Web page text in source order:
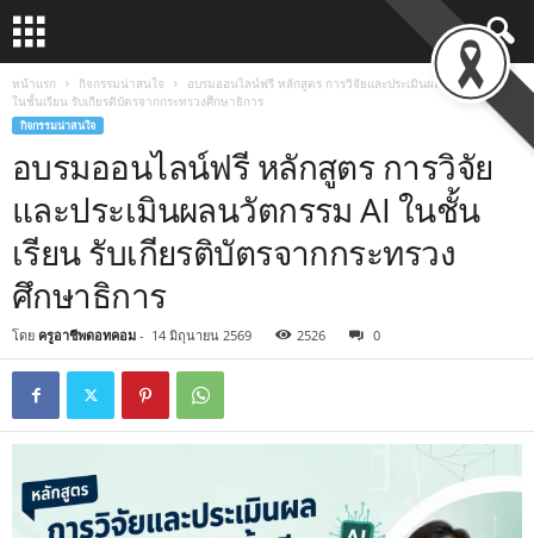
หน้าแรก กิจกรรมน่าสนใจ
อบรมออนไลน์ฟรี หลักสูตร การวิจัยและประเมินผลนวัตกรรม AI
ในชั้นเรียน รับเกียรติบัตรจากกระทรวงศึกษาธิการ
กิจกรรมน่าสนใจ
อบรมออนไลน์ฟรี หลักสูตร การวิจัย
และประเมินผลนวัตกรรม AI ในชั้น
เรียน รับเกียรติบัตรจากกระทรวง
ศึกษาธิการ
โดย ครูอาชีพดอทคอม - 14 มิถุนายน 2569 2526 0